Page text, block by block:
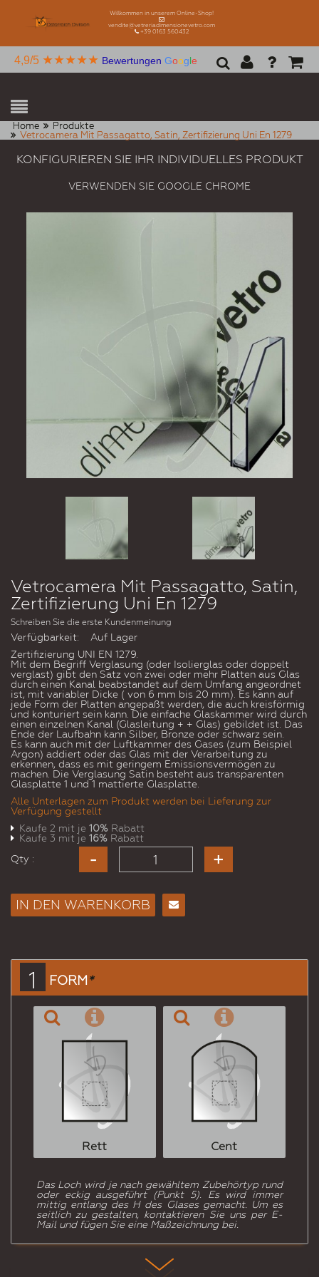
Willkommen in unserem Online-Shop!
vendite@vetreriadimensionevetro.com
+39 0163 560432
4,9/5 ★★★★★ Bewertungen Google
Home
Produkte
Vetrocamera Mit Passagatto, Satin, Zertifizierung Uni En 1279
KONFIGURIEREN SIE IHR INDIVIDUELLES PRODUKT
VERWENDEN SIE GOOGLE CHROME
Vetrocamera Mit Passagatto, Satin,
Zertifizierung Uni En 1279
Schreiben Sie die erste Kundenmeinung
Verfügbarkeit:
Auf Lager
Zertifizierung UNI EN 1279.
Mit dem Begriff Verglasung (oder Isolierglas oder doppelt
verglast) gibt den Satz von zwei oder mehr Platten aus Glas
durch einen Kanal beabstandet auf dem Umfang angeordnet
ist, mit variabler Dicke ( von 6 mm bis 20 mm). Es kann auf
jede Form der Platten angepaßt werden, die auch kreisförmig
und konturiert sein kann. Die einfache Glaskammer wird durch
einen einzelnen Kanal (Glasleitung + + Glas) gebildet ist. Das
Ende der Laufbahn kann Silber, Bronze oder schwarz sein.
Es kann auch mit der Luftkammer des Gases (zum Beispiel
Argon) addiert oder das Glas mit der Verarbeitung zu
erkennen, dass es mit geringem Emissionsvermögen zu
machen. Die Verglasung Satin besteht aus transparenten
Glasplatte 1 und 1 mattierte Glasplatte.
Alle Unterlagen zum Produkt werden bei Lieferung zur
Verfügung gestellt
Kaufe 2 mit je 10% Rabatt
Kaufe 3 mit je 16% Rabatt
Qty :
IN DEN WARENKORB
1 FORM*
Rett Cent
Das Loch wird je nach gewähltem Zubehörtyp rund
oder eckig ausgeführt (Punkt 5). Es wird immer
mittig entlang des H des Glases gemacht. Um es
seitlich zu gestalten, kontaktieren Sie uns per E-
Mail und fügen Sie eine Maßzeichnung bei.